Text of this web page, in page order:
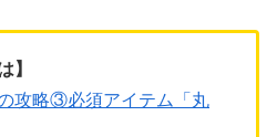
】
攻略③必須アイテム「丸